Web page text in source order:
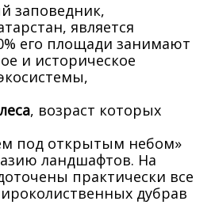
заповедник,
является
его площади занимают
и историческое
, возраст которых
под открытым небом»
ландшафтов. На
практически все
дубрав